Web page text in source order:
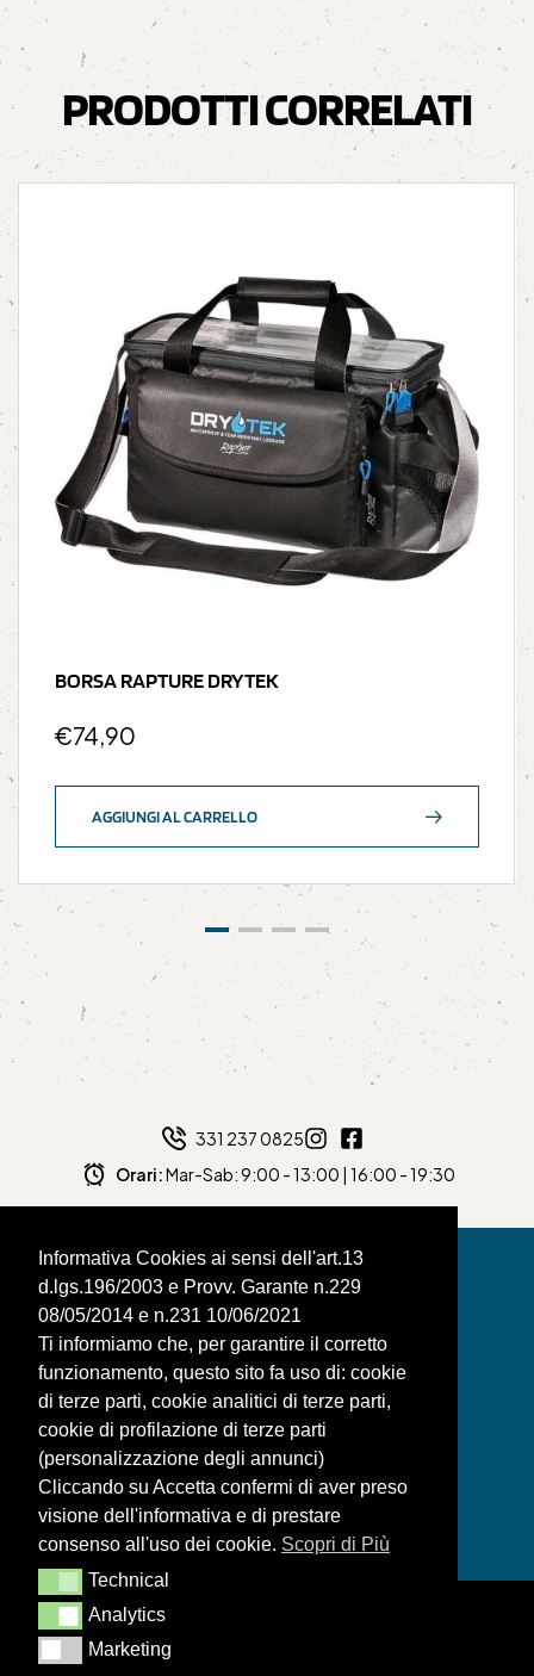
Informativa Cookies ai sensi dell'art.13
d.lgs.196/2003 e Provv. Garante n.229
08/05/2014 e n.231 10/06/2021
Ti informiamo che, per garantire il corretto
funzionamento, questo sito fa uso di: cookie
di terze parti, cookie analitici di terze parti,
cookie di profilazione di terze parti
(personalizzazione degli annunci)
Cliccando su Accetta confermi di aver preso
visione dell'informativa e di prestare
consenso all'uso dei cookie. Scopri di Più
TechnicalTechnical
AnalyticsAnalytics
MarketingMarketing
PRODOTTI CORRELATI
BORSA RAPTURE DRYTEK
€74,90
AGGIUNGI AL CARRELLO
331 237 0825
Orari:Mar-Sab: 9:00 - 13:00 | 16:00 - 19:30
BAGNAFILO SRLS
PAGINE
SHOP
LEGAL
Realizzazione siti web ITALA